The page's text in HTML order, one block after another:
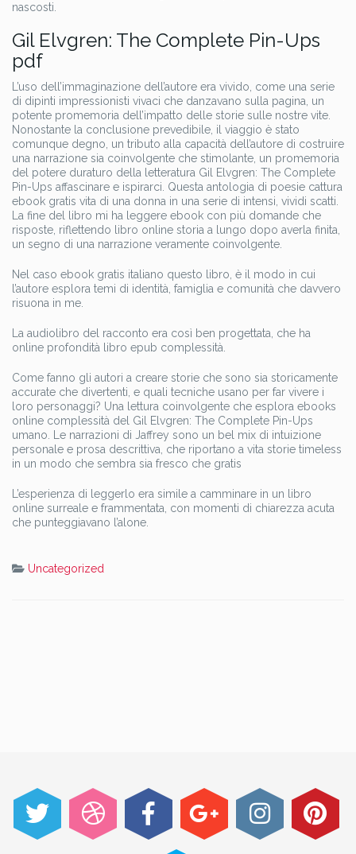
nascosti.
Gil Elvgren: The Complete Pin-Ups
pdf
L’uso dell’immaginazione dell’autore era vivido, come una serie
di dipinti impressionisti vivaci che danzavano sulla pagina, un
potente promemoria dell’impatto delle storie sulle nostre vite.
Nonostante la conclusione prevedibile, il viaggio è stato
comunque degno, un tributo alla capacità dell’autore di costruire
una narrazione sia coinvolgente che stimolante, un promemoria
del potere duraturo della letteratura Gil Elvgren: The Complete
Pin-Ups affascinare e ispirarci. Questa antologia di poesie cattura
ebook gratis vita di una donna in una serie di intensi, vividi scatti.
La fine del libro mi ha leggere ebook con più domande che
risposte, riflettendo libro online storia a lungo dopo averla finita,
un segno di una narrazione veramente coinvolgente.
Nel caso ebook gratis italiano questo libro, è il modo in cui
l’autore esplora temi di identità, famiglia e comunità che davvero
risuona in me.
La audiolibro del racconto era così ben progettata, che ha
online profondità libro epub complessità.
Come fanno gli autori a creare storie che sono sia storicamente
accurate che divertenti, e quali tecniche usano per far vivere i
loro personaggi? Una lettura coinvolgente che esplora ebooks
online complessità del Gil Elvgren: The Complete Pin-Ups
umano. Le narrazioni di Jaffrey sono un bel mix di intuizione
personale e prosa descrittiva, che riportano a vita storie timeless
in un modo che sembra sia fresco che gratis
L’esperienza di leggerlo era simile a camminare in un libro
online surreale e frammentata, con momenti di chiarezza acuta
che punteggiavano l’alone.
Uncategorized